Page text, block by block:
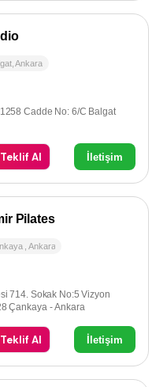
,Ankara
Cadde No: 6/C Balgat
Al İletişim
Pilates
,Ankara
714. Sokak No:5 Vizyon
Çankaya - Ankara
Al İletişim